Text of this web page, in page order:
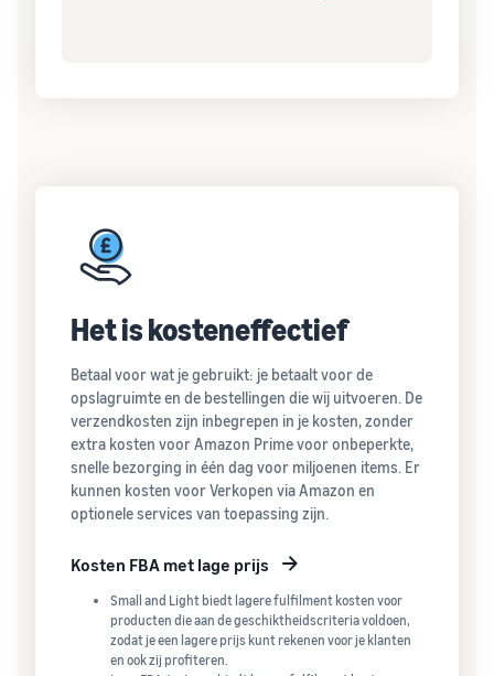
Het is kosteneffectief
Betaal voor wat je gebruikt: je betaalt voor de
opslagruimte en de bestellingen die wij uitvoeren. De
verzendkosten zijn inbegrepen in je kosten, zonder
extra kosten voor Amazon Prime voor onbeperkte,
snelle bezorging in één dag voor miljoenen items. Er
kunnen kosten voor Verkopen via Amazon en
optionele services van toepassing zijn.
Kosten FBA met lage prijs
Small and Light biedt lagere fulfilment kosten voor
producten die aan de geschiktheidscriteria voldoen,
zodat je een lagere prijs kunt rekenen voor je klanten
en ook zij profiteren.